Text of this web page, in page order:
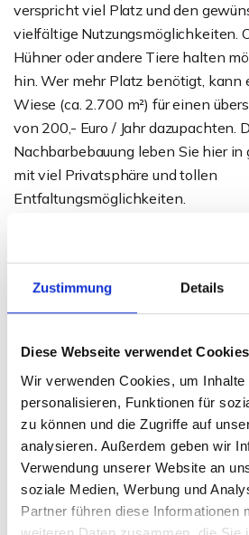
Zustimmung Details
Diese Webseite verwendet Cookies
Wir verwenden Cookies, um Inhalte
personalisieren, Funktionen für
zu können und die Zugriffe auf
analysieren. Außerdem geben wir
Verwendung unserer Website an
soziale Medien, Werbung und
Partner führen diese Informationen
verspricht viel Platz und den
vielfältige Nutzungsmöglichkeiten.
Hühner oder andere Tiere halten
hin. Wer mehr Platz benötigt, kann
Wiese (ca. 2.700 m²) für einen
von 200,- Euro / Jahr dazupachten.
Nachbarbebauung leben Sie hier
mit viel Privatsphäre und tollen
Entfaltungsmöglichkeiten.
Eine Immobilie - viele
selbst, was Sie daraus machen. Wir
diese außergewöhnliche Immobilie
ausführlichen Besichtigungstermin
Ansprechpartner
Telefon: 0571 597 265 17
Telefax: 0571 870 490 05
info@wb-immobilien.de